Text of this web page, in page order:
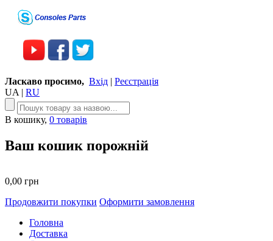
Ласкаво просимо, Вхід | Реєстрація
UA | RU
В кошику, 0 товарів
Ваш кошик порожній
0,00 грн
Продовжити покупки Оформити замовлення
Головна
Доставка